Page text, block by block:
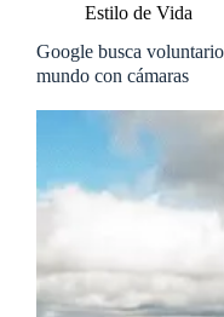
Estilo de Vida
Google busca
mundo con cámaras